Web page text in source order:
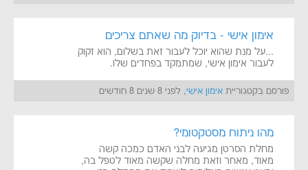
אימון אישי - בדיוק מה שאתם צריכים
...על מנת שהוא יוכל לעבור זאת בשלום, הוא זקוק
לעבור אימון אישי, שמתמקד בפחדים שלו.
פורסם בקטגוריית אימון אישי, לפני 8 שנים 8 חודשים
מהו ניתוח מסטקטומי?
מחלת הסרטן מגיעה לבני האדם כמכה קשה
מאוד, מאחר וזאת מחלה שקשה מאוד לטפל בה,